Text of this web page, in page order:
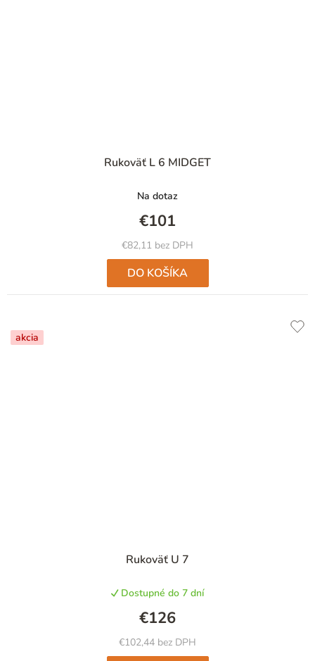
Rukoväť L 6 MIDGET
Na dotaz
€82,11 bez DPH
€101
DO KOŠÍKA
akcia
Rukoväť U 7
Dostupné do 7 dní
€102,44 bez DPH
€126